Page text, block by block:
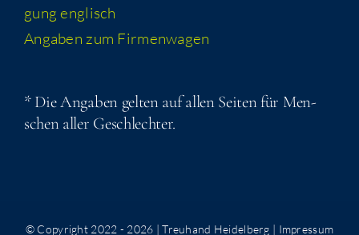
gung englisch
Anga­ben zum Firmenwagen
* Die Anga­ben gel­ten auf allen Sei­ten für Men­
schen aller Geschlechter.
© Copyright 2022 - 2026 | Treuhand Heidelberg | Impressum